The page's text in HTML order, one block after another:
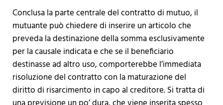
Conclusa la parte centrale del contratto di mutuo, il
mutuante può chiedere di inserire un articolo che
preveda la destinazione della somma esclusivamente
per la causale indicata e che se il beneficiario
destinasse ad altro uso, comporterebbe l’immediata
risoluzione del contratto con la maturazione del
diritto di risarcimento in capo al creditore. Si tratta di